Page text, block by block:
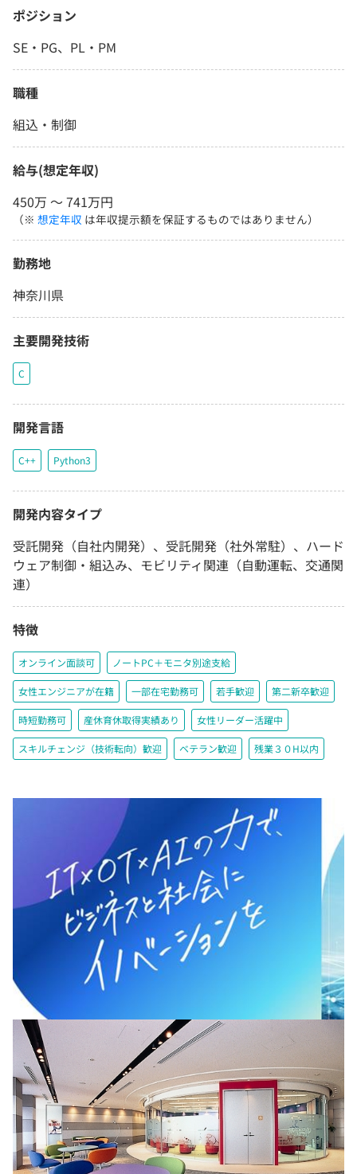
ポジション
SE・PG、PL・PM
職種
組込・制御
給与(想定年収)
450万 〜 741万円
（※ 想定年収 は年収提示額を保証するものではありません）
勤務地
神奈川県
主要開発技術
C
開発言語
C++ Python3
開発内容タイプ
受託開発（自社内開発）、受託開発（社外常駐）、ハード
ウェア制御・組込み、モビリティ関連（自動運転、交通関
連）
特徴
オンライン面談可 ノートPC＋モニタ別途支給
女性エンジニアが在籍 一部在宅勤務可 若手歓迎 第二新卒歓迎
時短勤務可 産休育休取得実績あり 女性リーダー活躍中
スキルチェンジ（技術転向）歓迎 ベテラン歓迎 残業３０H以内